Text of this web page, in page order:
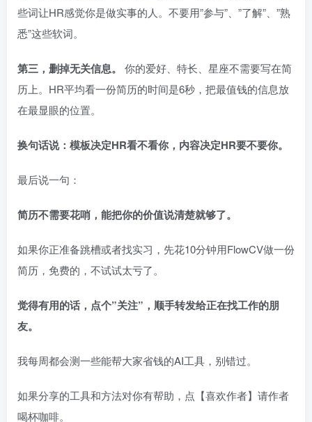
些词让HR感觉你是做实事的人。不要用”参与”、”了解”、”熟
悉”这些软词。
第三，删掉无关信息。
你的爱好、特长、星座不需要写在简
历上。HR平均看一份简历的时间是6秒，把最值钱的信息放
在最显眼的位置。
换句话说：模板决定HR看不看你，内容决定HR要不要你。
最后说一句：
简历不需要花哨，能把你的价值说清楚就够了。
如果你正准备跳槽或者找实习，先花10分钟用FlowCV做一份
简历，免费的，不试试太亏了。
觉得有用的话，点个”关注”，顺手转发给正在找工作的朋
友。
我每周都会测一些能帮大家省钱的AI工具，别错过。
如果分享的工具和方法对你有帮助，点【喜欢作者】请作者
喝杯咖啡。